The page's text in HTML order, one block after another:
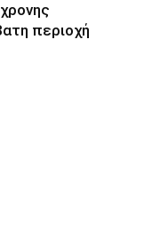
περιοχή